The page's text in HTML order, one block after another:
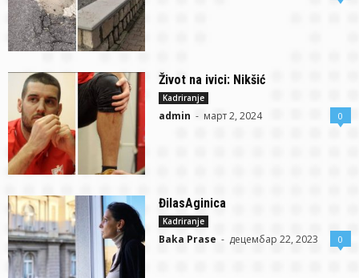
Život na ivici: Nikšić
Kadriranje
admin - март 2, 2024 0
ĐilasAginica
Kadriranje
Baka Prase - децембар 22, 2023 0